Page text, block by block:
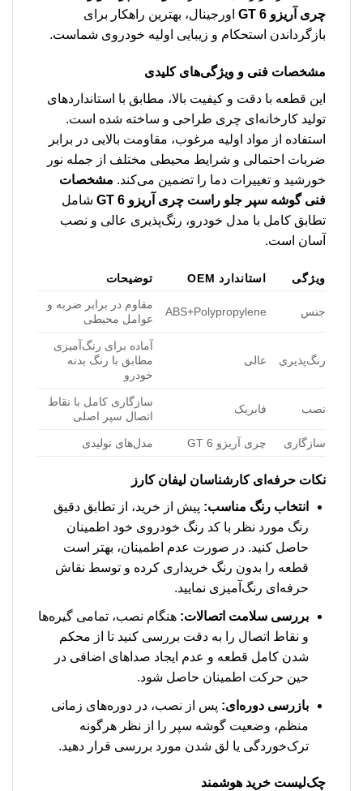
چری آریزو 6 GT
اورجینال، بهترین راهکار برای
بازگرداندن استحکام و زیبایی اولیه خودروی شماست.
مشخصات فنی و ویژگی‌های کلیدی
این قطعه با دقت و کیفیت بالا، مطابق با استانداردهای
تولید کارخانه‌ای چری طراحی و ساخته شده است.
استفاده از مواد اولیه مرغوب، مقاومت بالایی در برابر
ضربات احتمالی و شرایط محیطی مختلف از جمله نور
خورشید و تغییرات دما را تضمین می‌کند. مشخصات
فنی گوشه سپر جلو راست چری آریزو 6 GT
شامل
تطابق کامل با مدل خودرو، رنگ‌پذیری عالی و نصب
آسان است.
ویژگی استاندارد OEM توضیحات
جنس ABS+Polypropylene
مقاوم در برابر ضربه و
عوامل محیطی
رنگ‌پذیری عالی
آماده برای رنگ‌آمیزی
مطابق با رنگ بدنه
خودرو
نصب فابریک
سازگاری کامل با نقاط
اتصال سپر اصلی
سازگاری چری آریزو 6 GT مدل‌های تولیدی
نکات حرفه‌ای کارشناسان لیفان کارز
انتخاب رنگ مناسب: پیش از خرید، از تطابق دقیق
رنگ مورد نظر با کد رنگ خودروی خود اطمینان
حاصل کنید. در صورت عدم اطمینان، بهتر است
قطعه را بدون رنگ خریداری کرده و توسط نقاش
حرفه‌ای رنگ‌آمیزی نمایید.
بررسی سلامت اتصالات: هنگام نصب، تمامی گیره‌ها
و نقاط اتصال را به دقت بررسی کنید تا از محکم
شدن کامل قطعه و عدم ایجاد صداهای اضافی در
حین حرکت اطمینان حاصل شود.
بازرسی دوره‌ای: پس از نصب، در دوره‌های زمانی
منظم، وضعیت گوشه سپر را از نظر هرگونه
ترک‌خوردگی یا لق شدن مورد بررسی قرار دهید.
چک‌لیست خرید هوشمند